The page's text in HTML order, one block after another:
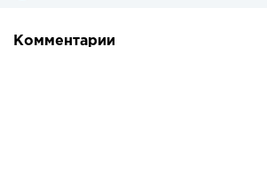
Комментарии